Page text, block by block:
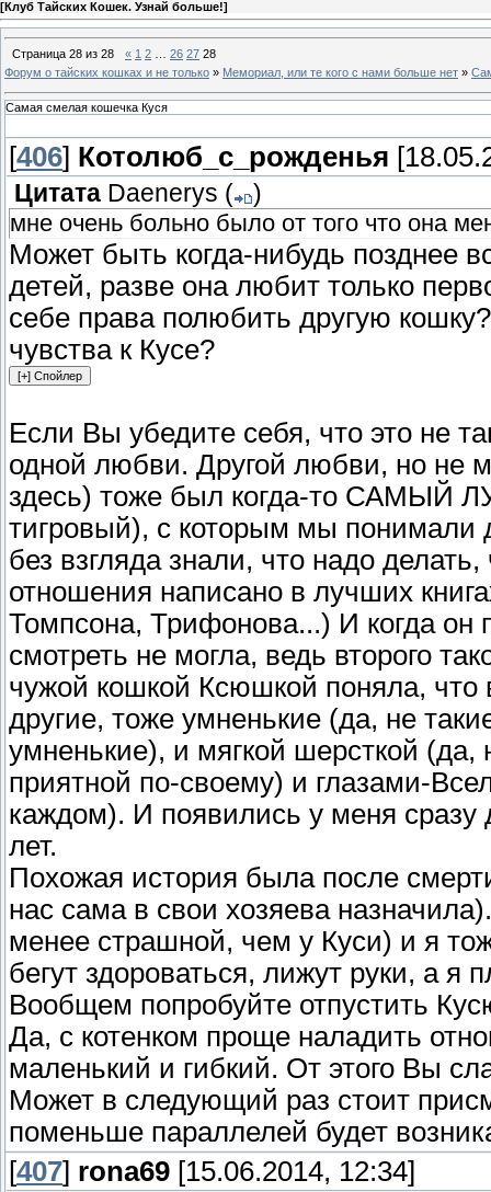
[Клуб Тайских Кошек. Узнай больше!]
Страница 28 из 28 « 1 2 26 27 28
Форум о тайских кошках и не только » Мемориал, или те кого с нами больше нет »
Самая смелая кошечка Куся
[406] Котолюб_с_рожденья
Цитата Daenerys (
)
мне очень больно было от того что она
Может быть когда-нибудь позднее
детей, разве она любит только
себе права полюбить другую
чувства к Кусе?
Если Вы убедите себя, что это не
одной любви. Другой любви, но не
здесь) тоже был когда-то
тигровый), с которым мы понимали
без взгляда знали, что надо
отношения написано в лучших
Томпсона, Трифонова...) И когда он
смотреть не могла, ведь второго
чужой кошкой Ксюшкой поняла, что
другие, тоже умненькие (да, не
умненькие), и мягкой шерсткой (да,
приятной по-своему) и глазами-
каждом). И появились у меня
лет.
Похожая история была после
нас сама в свои хозяева
менее страшной, чем у Куси) и я
бегут здороваться, лижут руки, а я
Вообщем попробуйте отпустить
Да, с котенком проще наладить
маленький и гибкий. От этого Вы
Может в следующий раз стоит
поменьше параллелей будет
[407] rona69 [15.06.2014, 12:34]